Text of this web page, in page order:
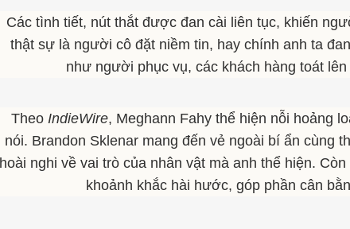
Các tình tiết, nút thắt được đan cài liên tục, khiến
thật sự là người cô đặt niềm tin, hay chính anh ta
như người phục vụ, các khách hàng toát
Theo IndieWire, Meghann Fahy thể hiện nỗi hoảng
nói. Brandon Sklenar mang đến vẻ ngoài bí ẩn cùng
hoài nghi về vai trò của nhân vật mà anh thể hiện.
khoảnh khắc hài hước, góp phần cân